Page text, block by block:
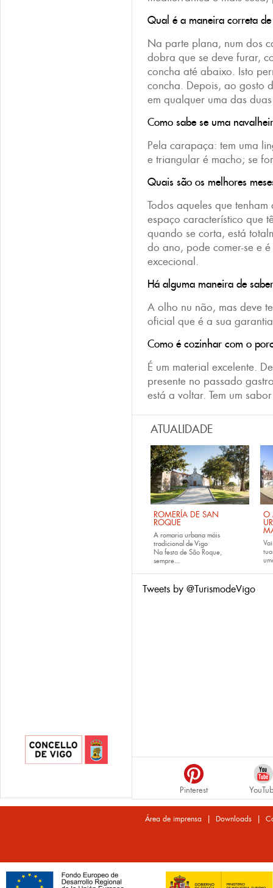
Qual é a maneira correta
Na parte plana, num dos
dobra que se deve furar,
concha até abaixo. Isto
concha. Depois, ao gosto
em qualquer uma das
Como sabe se uma
Pela carapaça: tem uma
e triangular é macho; se
Quais são os melhores
Todos aqueles que tenham
espaço característico que
quando se corta, está
do ano, pode comer-se e é
excecional.
Há alguma maneira de
A olho nu não, mas deve
oficial que é a sua
Como é cozinhar com o
É um material excelente.
presente no passado
está a voltar. Tem um
ATUALIDADE
ROMERÍA DE SAN
ROQUE
A romaria urbana máis
tradicional de Vigo
Na festa de São Roque,
sempre...
O
Tweets by @TurismodeVigo
Pinterest
Área de imprensa | Downloads |